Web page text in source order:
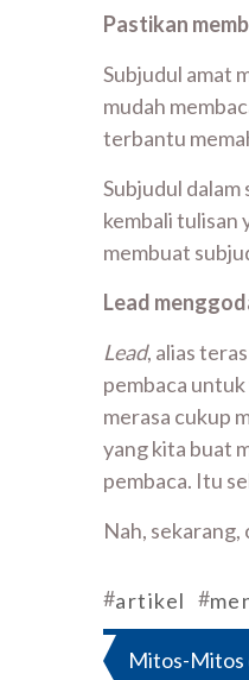
Pastikan
Subjudul amat
mudah
terbantu
Subjudul
kembali tulisan
membuat
Lead
Lead, alias
pembaca
merasa cukup
yang kita buat
pembaca. Itu
Nah,
#artikel #
Navigasi
Mitos-Mitos